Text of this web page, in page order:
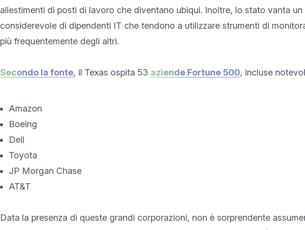
allestimenti di posti di lavoro che diventano ubiqui. Inoltre, lo stato vanta un
considerevole di dipendenti IT che tendono a utilizzare strumenti di
più frequentemente degli altri.
Secondo la fonte, il Texas ospita 53 aziende Fortune 500, incluse
Amazon
Boeing
Dell
Toyota
JP Morgan Chase
AT&T
Data la presenza di queste grandi corporazioni, non è sorprendente